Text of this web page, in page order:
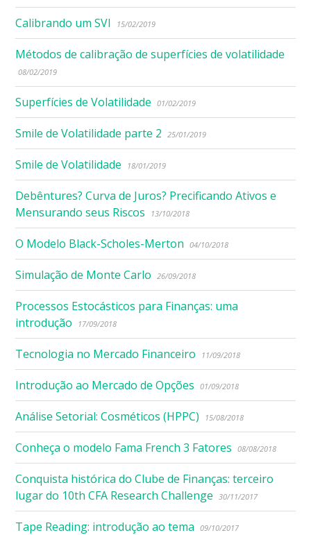
Calibrando um SVI 15/02/2019
Métodos de calibração de superfícies de volatilidade
08/02/2019
Superfícies de Volatilidade 01/02/2019
Smile de Volatilidade parte 2 25/01/2019
Smile de Volatilidade 18/01/2019
Debêntures? Curva de Juros? Precificando Ativos e
Mensurando seus Riscos
13/10/2018
O Modelo Black-Scholes-Merton 04/10/2018
Simulação de Monte Carlo 26/09/2018
Processos Estocásticos para Finanças: uma
introdução
17/09/2018
Tecnologia no Mercado Financeiro 11/09/2018
Introdução ao Mercado de Opções 01/09/2018
Análise Setorial: Cosméticos (HPPC) 15/08/2018
Conheça o modelo Fama French 3 Fatores 08/08/2018
Conquista histórica do Clube de Finanças: terceiro
lugar do 10th CFA Research Challenge
30/11/2017
Tape Reading: introdução ao tema 09/10/2017